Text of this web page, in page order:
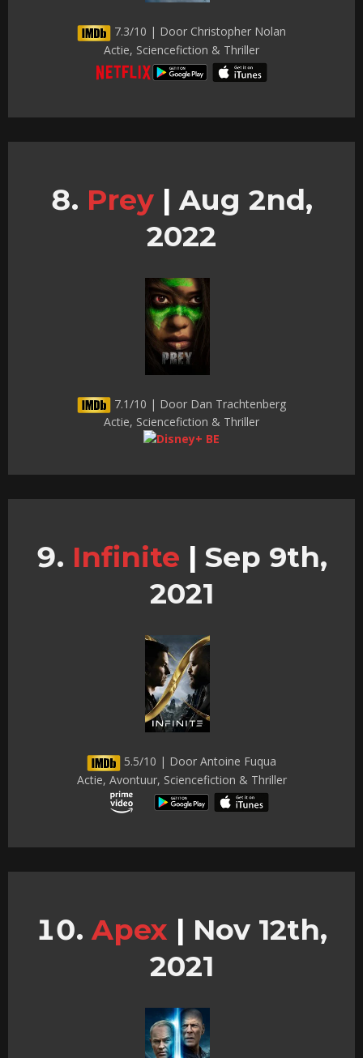
7.3/10 | Door Christopher Nolan
Actie, Sciencefiction & Thriller
Prey | Aug 2nd,
2022
7.1/10 | Door Dan Trachtenberg
Actie, Sciencefiction & Thriller
Infinite | Sep 9th,
2021
5.5/10 | Door Antoine Fuqua
Actie, Avontuur, Sciencefiction & Thriller
Apex | Nov 12th,
2021